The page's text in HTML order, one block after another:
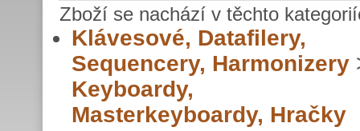
Zboží se nachází v těchto
Klávesové, Datafilery,
Sequencery, Harmonizery
Keyboardy,
Masterkeyboardy, Hračky